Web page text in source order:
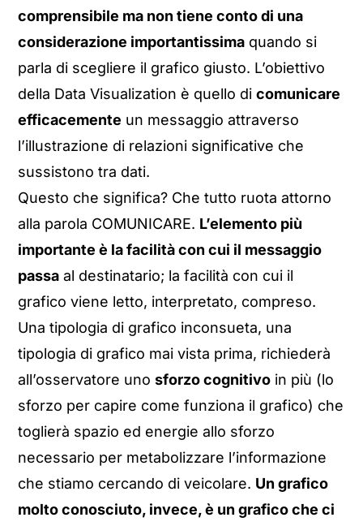
comprensibile ma non tiene conto di una
considerazione importantissima quando si
parla di scegliere il grafico giusto. L’obiettivo
della Data Visualization è quello dicomunicare
efficacemente un messaggio attraverso
l’illustrazione di relazioni significative che
sussistono tra dati.
Questo che significa? Che tutto ruota attorno
alla parola COMUNICARE. L’elemento più
importante è la facilità con cui il messaggio
passa al destinatario; la facilità con cui il
grafico viene letto, interpretato, compreso.
Una tipologia di grafico inconsueta, una
tipologia di grafico mai vista prima, richiederà
all’osservatore unosforzo cognitivo in più (lo
sforzo per capire come funziona il grafico) che
toglierà spazio ed energie allo sforzo
necessario per metabolizzare l’informazione
che stiamo cercando di veicolare. Un grafico
molto conosciuto, invece, è un grafico che ci